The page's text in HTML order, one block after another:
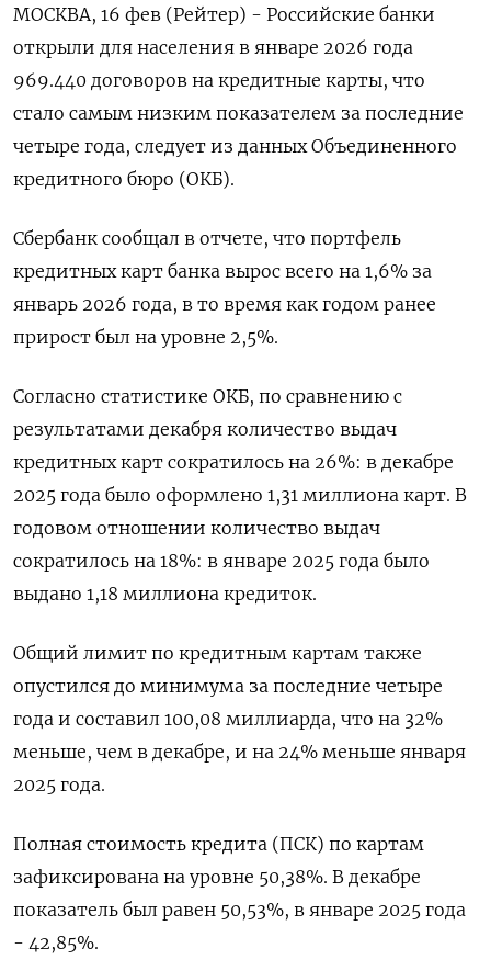
МОСКВА, 16 фев (Рейтер) - Российские банки
открыли для населения в январе 2026 года
969.440 договоров на кредитные карты, что
стало самым низким показателем за последние
‌четыре года, следует из данных Объединенного
кредитного бюро (ОКБ).
Сбербанк сообщал в отчете, что портфель
кредитных карт банка вырос всего на 1,6% за
январь 2026 года, ​в то время как ​годом ранее
прирост был ​на уровне 2,⁠5%.
Согласно статистике ОКБ, по сравнению с
результатами ‌декабря количество выдач
кредитных карт сократилось на ‌26%: в декабре
2025 года было оформлено 1,31 миллиона карт. В
годовом ​отношении количество выдач
сократилось на 18%: в январе 2025 года ‌было
выдано 1,18 миллиона кредиток.
Общий лимит по кредитным картам также
опустился ​до минимума за последние четыре
года и составил 100,08 миллиарда, ‌что на 32%
меньше, чем в декабре, и на 24% меньше января
2025 года.
Полная стоимость кредита (ПСК) по картам
зафиксирована ​на уровне 50,38%. ​В декабре
показатель ‌был равен 50,53%, в январе 2025 года
- 42,85%.